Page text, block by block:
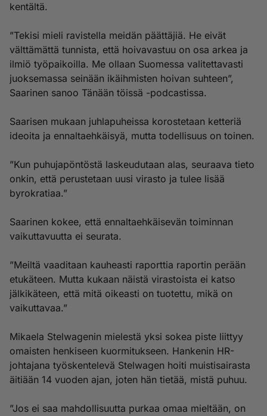
kentältä.
”Tekisi mieli ravistella meidän päättäjiä. He eivät
välttämättä tunnista, että hoivavastuu on osa arkea ja
ilmiö työpaikoilla. Me ollaan Suomessa valitettavasti
juoksemassa seinään ikäihmisten hoivan suhteen”,
Saarinen sanoo Tänään töissä -podcastissa.
Saarisen mukaan juhlapuheissa korostetaan ketteriä
ideoita ja ennaltaehkäisyä, mutta todellisuus on toinen.
”Kun puhujapöntöstä laskeudutaan alas, seuraava tieto
onkin, että perustetaan uusi virasto ja tulee lisää
byrokratiaa.”
Saarinen kokee, että ennaltaehkäisevän toiminnan
vaikuttavuutta ei seurata.
”Meiltä vaaditaan kauheasti raporttia raportin perään
etukäteen. Mutta kukaan näistä virastoista ei katso
jälkikäteen, että mitä oikeasti on tuotettu, mikä on
vaikuttavaa.”
Mikaela Stelwagenin mielestä yksi sokea piste liittyy
omaisten henkiseen kuormitukseen. Hankenin HR-
johtajana työskentelevä Stelwagen hoiti muistisairasta
äitiään 14 vuoden ajan, joten hän tietää, mistä puhuu.
”Jos ei saa mahdollisuutta purkaa omaa mieltään, on